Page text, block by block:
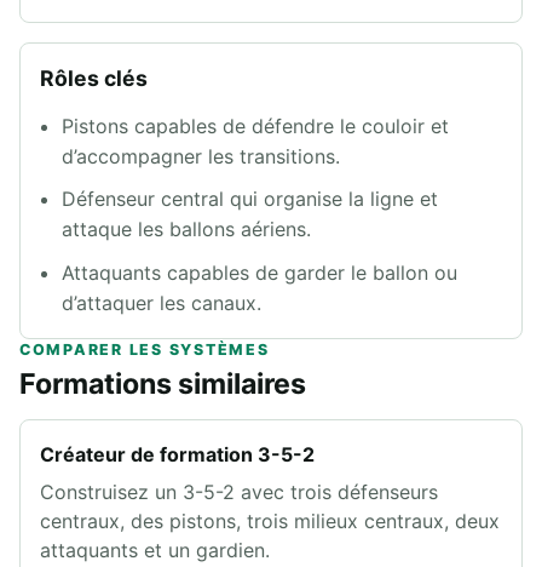
Rôles clés
Pistons capables de défendre le couloir et
d’accompagner les transitions.
Défenseur central qui organise la ligne et
attaque les ballons aériens.
Attaquants capables de garder le ballon ou
d’attaquer les canaux.
COMPARER LES SYSTÈMES
Formations similaires
Créateur de formation 3-5-2
Construisez un 3-5-2 avec trois défenseurs
centraux, des pistons, trois milieux centraux, deux
attaquants et un gardien.